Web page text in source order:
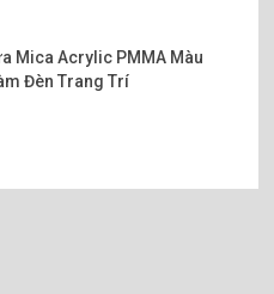
do Minh Phúc cung cấp.
Mica Acrylic PMMA Màu
Đèn Trang Trí